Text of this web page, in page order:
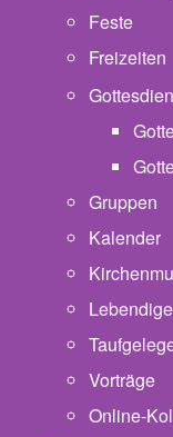
Feste
Freizeiten
Gruppen
Kalender
Vorträge
Online-